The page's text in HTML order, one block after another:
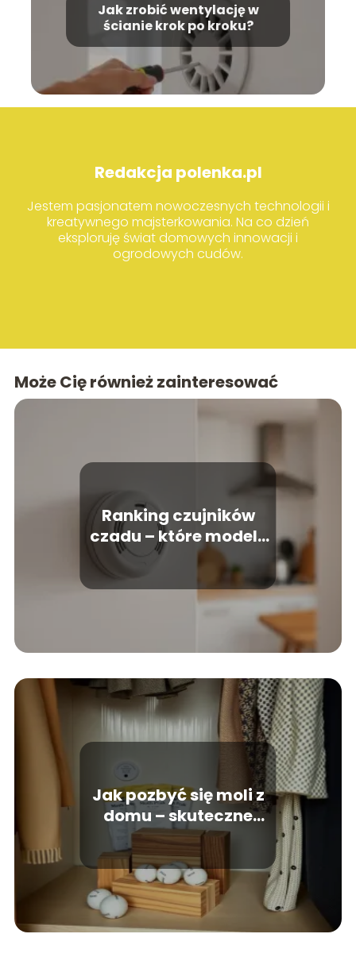
Jak zrobić wentylację w
ścianie krok po kroku?
Redakcja polenka.pl
Jestem pasjonatem nowoczesnych technologii i
kreatywnego majsterkowania. Na co dzień
eksploruję świat domowych innowacji i
ogrodowych cudów.
Może Cię również zainteresować
Ranking czujników
czadu – które modele
warto kupić?
Jak pozbyć się moli z
domu – skuteczne
metody, które działają